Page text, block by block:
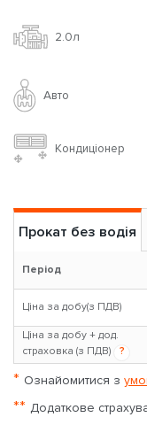
2.0л
Авто
Кондиціонер
Прокат без водія
Період
Ціна за добу(з ПДВ)
Ціна за добу + дод.
страховка (з ПДВ)
?
* Ознайомитися з
** Додаткове